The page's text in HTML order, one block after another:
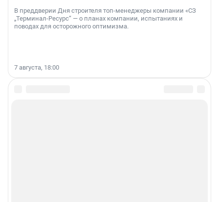
В преддверии Дня строителя топ-менеджеры компании «СЗ
„Терминал-Ресурс“ — о планах компании, испытаниях и
поводах для осторожного оптимизма.
7 августа, 18:00